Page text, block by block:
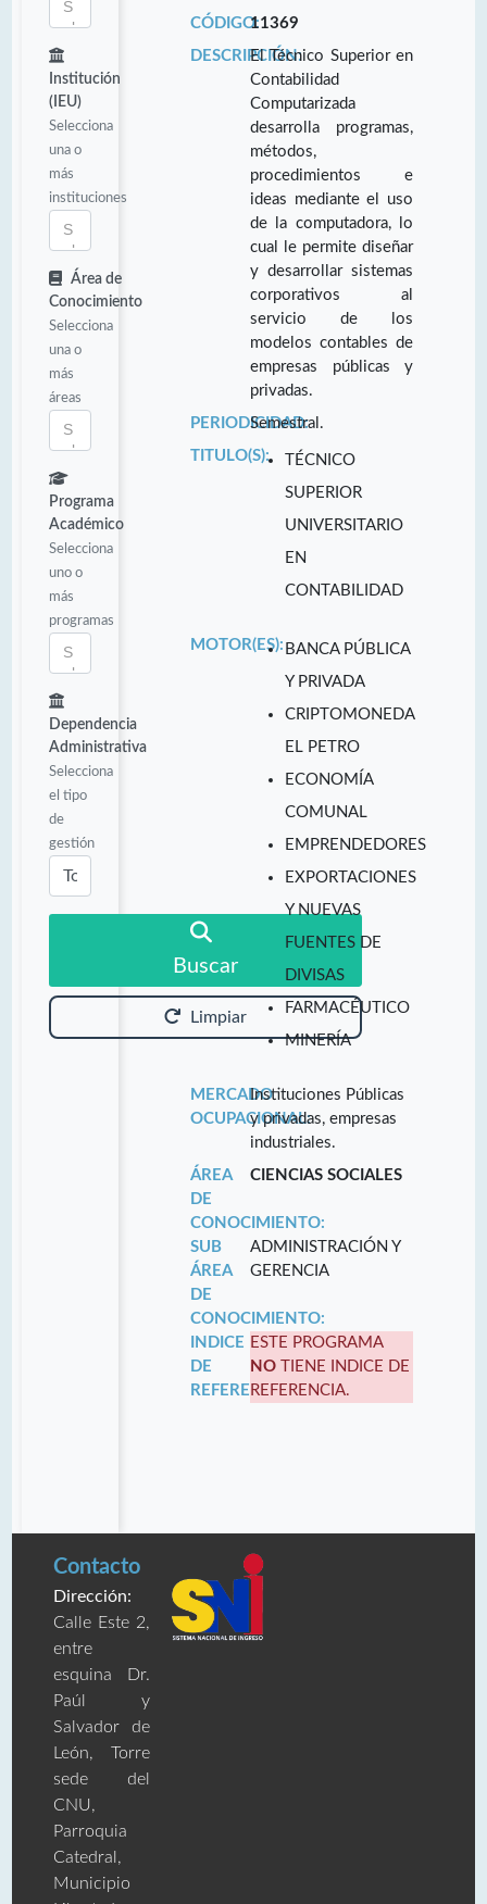
Institución
(IEU)
Selecciona
una o
más
instituciones
Área de
Conocimiento
Selecciona
una o
más
áreas
Programa
Académico
Selecciona
uno o
más
programas
Dependencia
Administrativa
Selecciona
el tipo
de
gestión
Buscar
Limpiar
CÓDIGO:11369
DESCRIPCIÓN:El Técnico Superior en
Contabilidad
Computarizada
desarrolla programas,
métodos,
procedimientos e
ideas mediante el uso
de la computadora, lo
cual le permite diseñar
y desarrollar sistemas
corporativos al
servicio de los
modelos contables de
empresas públicas y
privadas.
PERIODICIDAD:
Semestral.
TITULO(S):
TÉCNICO
SUPERIOR
UNIVERSITARIO
EN
CONTABILIDAD
MOTOR(ES): BANCA PÚBLICA
Y PRIVADA
CRIPTOMONEDA
EL PETRO
ECONOMÍA
COMUNAL
EMPRENDEDORES
EXPORTACIONES
Y NUEVAS
FUENTES DE
DIVISAS
FARMACÉUTICO
MINERÍA
MERCADO
OCUPACIONAL:
Instituciones Públicas
y privadas, empresas
industriales.
ÁREA
DE
CONOCIMIENTO:
CIENCIAS SOCIALES
SUB
ÁREA
DE
CONOCIMIENTO:
ADMINISTRACIÓN Y
GERENCIA
INDICE
DE
REFERENCIA:
ESTE PROGRAMA
NO TIENE INDICE DE
REFERENCIA.
Contacto
Dirección:
Calle Este 2,
entre
esquina Dr.
Paúl y
Salvador de
León, Torre
sede del
CNU,
Parroquia
Catedral,
Municipio